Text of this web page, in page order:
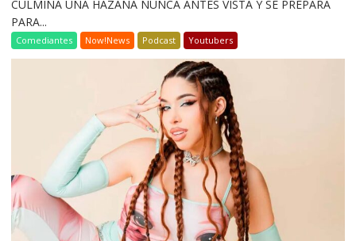
CULMINA UNA HAZAÑA NUNCA ANTES VISTA Y SE PREPARA
PARA...
Comediantes Now!News Podcast Youtubers